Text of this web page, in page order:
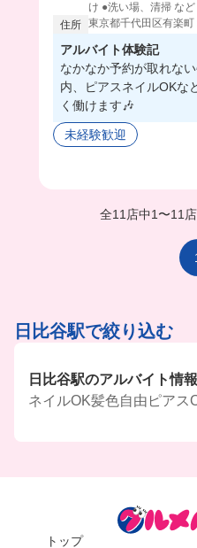
け ●洗い場、清掃 など
住所 東京都千代田区有楽
アルバイト体験記
なかなか予約が取れな
内、ピアスネイルOKな
く働けます🎶
未経験歓迎
全11店中1〜11
日比谷駅で絞り込む
日比谷駅のアルバイト情
ネイルOK髪色自由 ピアス
トップ